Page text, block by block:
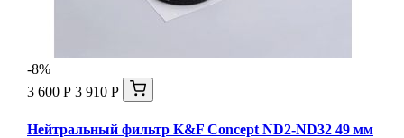
-8%
3 600 Р 3 910 Р
Нейтральный фильтр K&F Concept ND2-ND32 49 мм